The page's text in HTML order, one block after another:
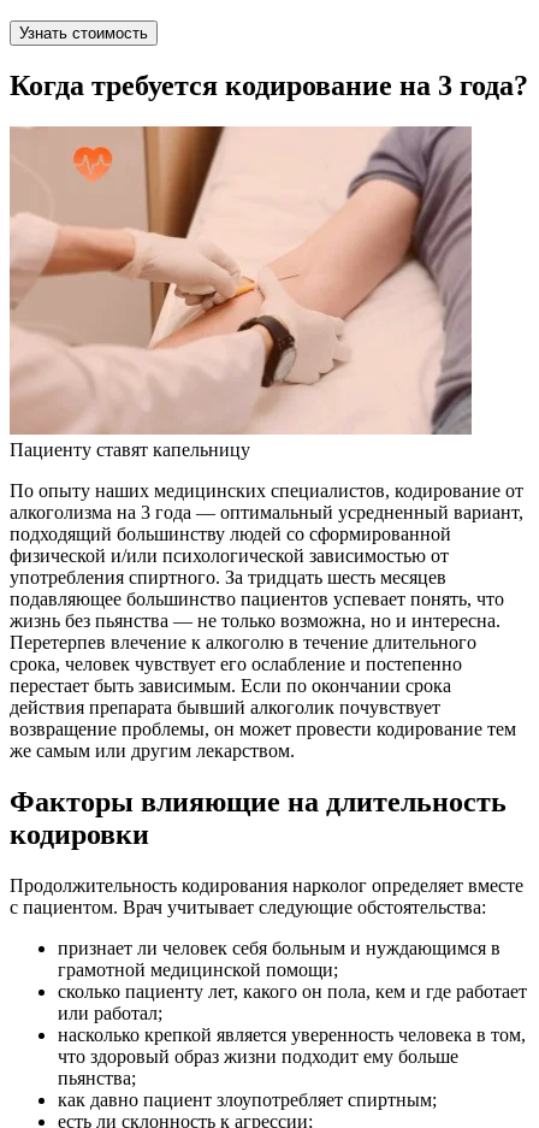
Узнать стоимость
Когда требуется кодирование на 3 года?
Пациенту ставят капельницу
По опыту наших медицинских специалистов, кодирование от
алкоголизма на 3 года — оптимальный усредненный вариант,
подходящий большинству людей со сформированной
физической и/или психологической зависимостью от
употребления спиртного. За тридцать шесть месяцев
подавляющее большинство пациентов успевает понять, что
жизнь без пьянства — не только возможна, но и интересна.
Перетерпев влечение к алкоголю в течение длительного
срока, человек чувствует его ослабление и постепенно
перестает быть зависимым. Если по окончании срока
действия препарата бывший алкоголик почувствует
возвращение проблемы, он может провести кодирование тем
же самым или другим лекарством.
Факторы влияющие на длительность
кодировки
Продолжительность кодирования нарколог определяет вместе
с пациентом. Врач учитывает следующие обстоятельства:
признает ли человек себя больным и нуждающимся в
грамотной медицинской помощи;
сколько пациенту лет, какого он пола, кем и где работает
или работал;
насколько крепкой является уверенность человека в том,
что здоровый образ жизни подходит ему больше
пьянства;
как давно пациент злоупотребляет спиртным;
есть ли склонность к агрессии;